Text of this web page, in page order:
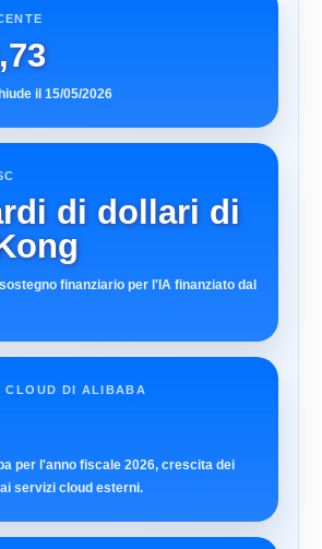
il 15/05/2026
di dollari di
finanziario per l'IA finanziato dal
CLOUD DI ALIBABA
per l'anno fiscale 2026, crescita dei
servizi cloud esterni.